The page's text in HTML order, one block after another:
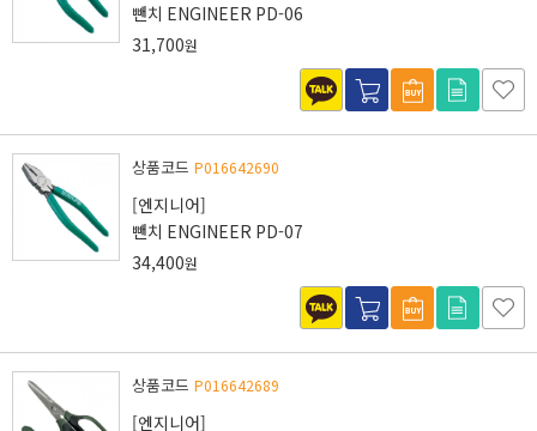
뺀치 ENGINEER PD-06
31,700원
상품코드 P016642690
[엔지니어]
뺀치 ENGINEER PD-07
34,400원
상품코드 P016642689
[엔지니어]